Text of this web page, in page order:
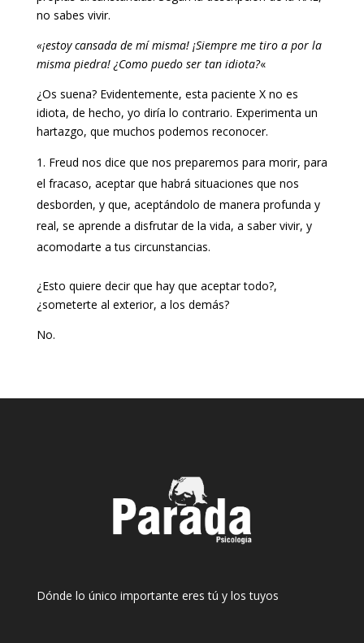
no sabes vivir.
«¡estoy cansada de mí misma! ¡Siempre me tiro a por la
misma piedra! ¿Como puedo ser tan idiota?«
¿Os suena? Evidentemente, esta paciente X no es
idiota, de hecho, yo diría lo contrario. Experimenta un
hartazgo, que muchos podemos reconocer.
Freud nos dice que nos preparemos para morir, para
el fracaso, aceptar que habrá situaciones que nos
desborden, y que, aceptándolo de manera profunda y
real, se aprende a disfrutar de la vida, a saber vivir, y
acomodarte a tus circunstancias.
¿Esto quiere decir que hay que aceptar todo?,
¿someterte al exterior, a los demás?
No.
Dónde lo único importante eres tú y los tuyos